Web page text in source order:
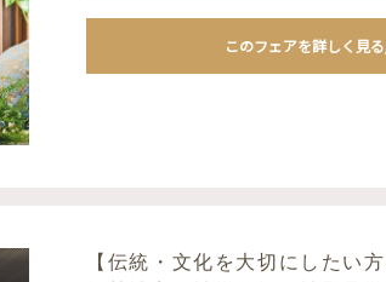
このフェアを詳しく見
【伝統・文化を大切にしたい方